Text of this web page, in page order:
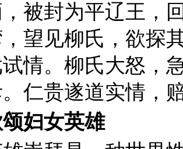
被封为平辽王，
望见柳氏，欲探
情。柳氏大怒，
。仁贵遂道实情，
妇女英雄